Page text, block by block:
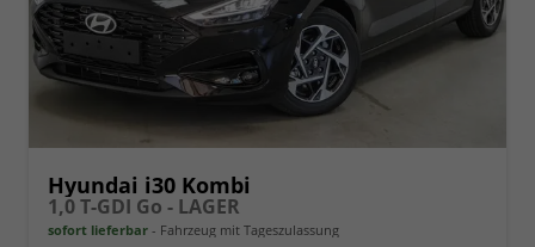
Hyundai i30 Kombi
1,0 T-GDI Go - LAGER
sofort lieferbar Fahrzeug mit Tageszulassung